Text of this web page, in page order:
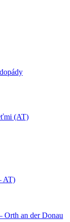
(AT)
AT)
Orth an der Donau